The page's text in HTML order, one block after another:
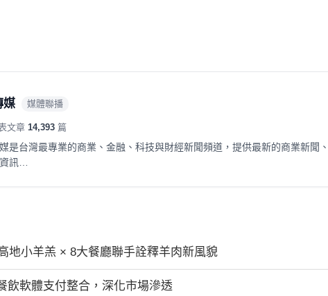
媒 媒體聯播
文章 14,393 篇
是台灣最專業的商業、金融、科技與財經新聞頻道，提供最新的商業新聞、
訊…
地小羊羔 × 8大餐廳聯手詮釋羊肉新風貌
飲軟體支付整合，深化市場滲透